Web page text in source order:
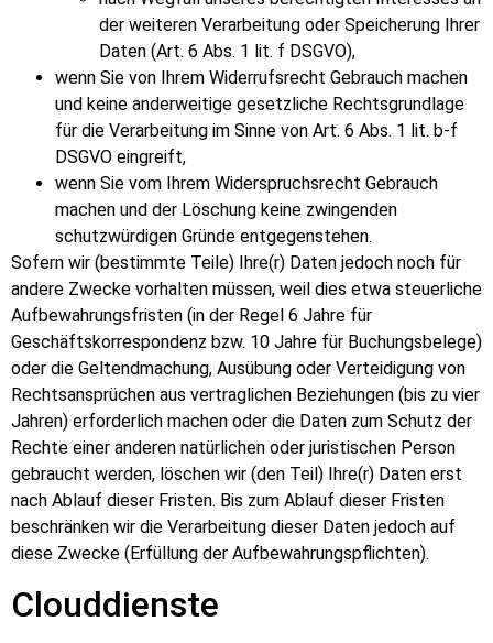
der weiteren Verarbeitung oder Speicherung Ihrer
Daten (Art. 6 Abs. 1 lit. f DSGVO),
wenn Sie von Ihrem Widerrufsrecht Gebrauch machen
und keine anderweitige gesetzliche Rechtsgrundlage
für die Verarbeitung im Sinne von Art. 6 Abs. 1 lit. b-f
DSGVO eingreift,
wenn Sie vom Ihrem Widerspruchsrecht Gebrauch
machen und der Löschung keine zwingenden
schutzwürdigen Gründe entgegenstehen.
Sofern wir (bestimmte Teile) Ihre(r) Daten jedoch noch für
andere Zwecke vorhalten müssen, weil dies etwa steuerliche
Aufbewahrungsfristen (in der Regel 6 Jahre für
Geschäftskorrespondenz bzw. 10 Jahre für Buchungsbelege)
oder die Geltendmachung, Ausübung oder Verteidigung von
Rechtsansprüchen aus vertraglichen Beziehungen (bis zu vier
Jahren) erforderlich machen oder die Daten zum Schutz der
Rechte einer anderen natürlichen oder juristischen Person
gebraucht werden, löschen wir (den Teil) Ihre(r) Daten erst
nach Ablauf dieser Fristen. Bis zum Ablauf dieser Fristen
beschränken wir die Verarbeitung dieser Daten jedoch auf
diese Zwecke (Erfüllung der Aufbewahrungspflichten).
Clouddienste